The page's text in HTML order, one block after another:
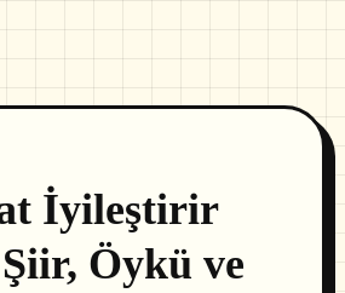
İyileştirir
Öykü ve